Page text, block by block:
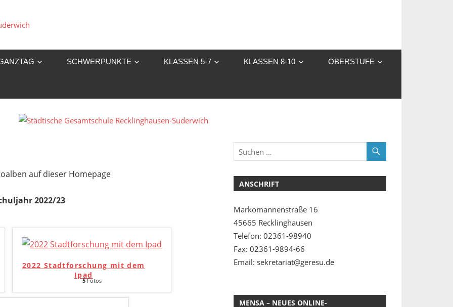
Gesamtschule
Suderwich
SCHWERPUNKTE KLASSEN 5-7 KLASSEN 8-10 OBERSTUFE
auf dieser Homepage
2022/23
2022 Stadtforschung mit dem
Ipad
5Fotos
ANSCHRIFT
Markomannenstraße 16
45665 Recklinghausen
Telefon: 02361-98940
Fax: 02361-9894-66
Email: sekretariat@geresu.de
MENSA – NEUES ONLINE-